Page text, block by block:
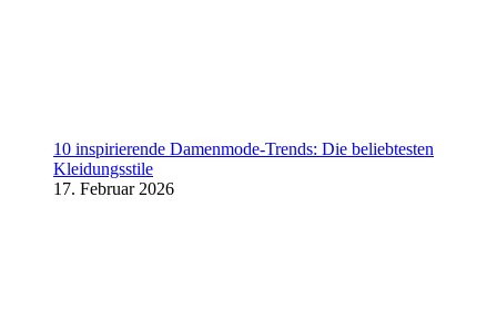
10 inspirierende Damenmode-Trends: Die beliebtesten
Kleidungsstile
17. Februar 2026